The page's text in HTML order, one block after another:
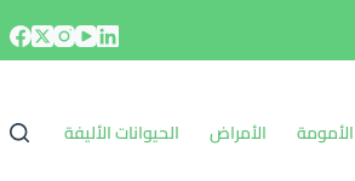
الأمومة الأمراض الحيوانات الأليفة